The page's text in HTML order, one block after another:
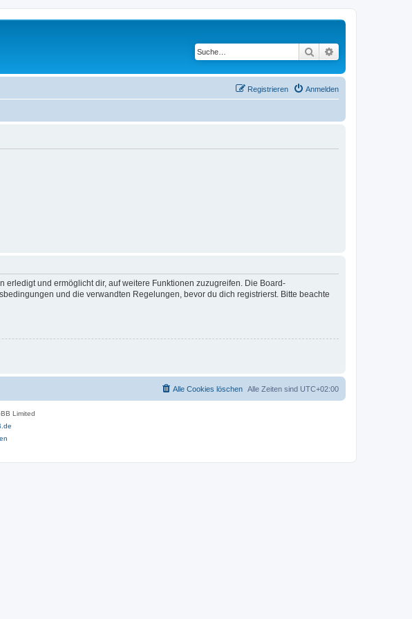
Suche
Anmelden
Registrieren
und ermöglicht dir, auf weitere Funktionen zuzugreifen. Die Board-
und die verwandten Regelungen, bevor du dich registrierst. Bitte beachte
Alle Zeiten sind UTC+02:00
Alle Cookies löschen
Limited